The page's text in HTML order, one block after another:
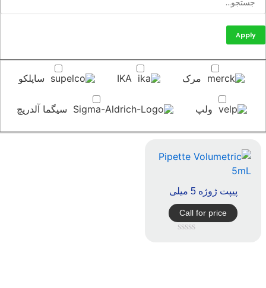
Apply
مرک IKA ساپلکو
ولپ سیگما آلدریچ
پیپت ژوژه 5 میلی
Call for price